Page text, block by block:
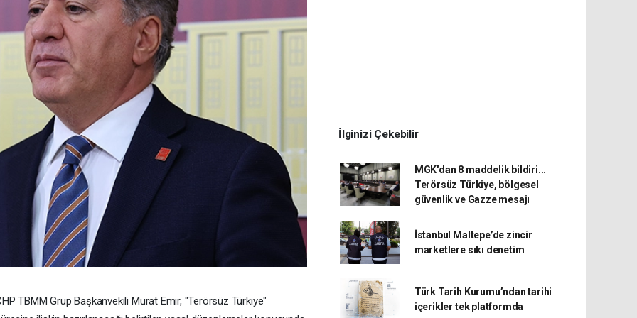
TBMM Grup Başkanvekili Murat Emir, "Terörsüz Türkiye"
İlginizi Çekebilir
MGK'dan 8 maddelik bildiri...
Terörsüz Türkiye, bölgesel
güvenlik ve Gazze mesajı
İstanbul Maltepe’de zincir
marketlere sıkı denetim
Türk Tarih Kurumu’ndan tarihi
içerikler tek platformda